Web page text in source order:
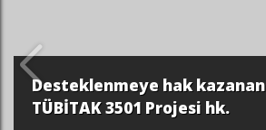
Desteklenmeye hak kazanan
TÜBİTAK 3501 Projesi hk.